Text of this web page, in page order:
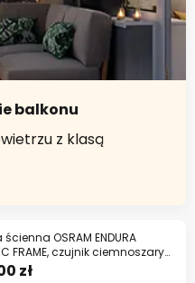
balkonu
z klasą
OSRAM ENDURA
FRAME, czujnik ciemnoszary
zł